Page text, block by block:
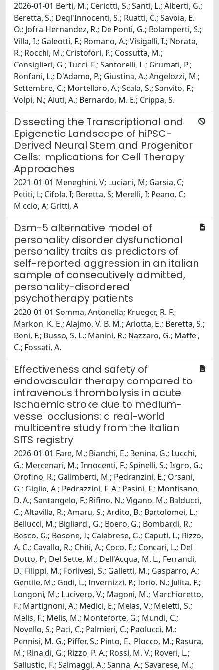
2026-01-01 Berti, M.; Ceriotti, S.; Santi, L.; Alberti, G.;
Beretta, S.; Degl'Innocenti, S.; Ruatti, C.; Savoia, E.
O.; Jofra-Hernandez, R.; De Ponti, G.; Bolamperti, S.;
Villa, I.; Galeotti, F.; Romano, A.; Visigalli, I.; Norata,
R.; Rocchi, M.; Cristofori, P.; Cossutta, M.;
Consiglieri, G.; Tucci, F.; Santorelli, L.; Grumati, P.;
Ronfani, L.; D'Adamo, P.; Giustina, A.; Angelozzi, M.;
Settembre, C.; Mortellaro, A.; Scala, S.; Sanvito, F.;
Volpi, N.; Aiuti, A.; Bernardo, M. E.; Crippa, S.
Dissecting the Transcriptional and
Epigenetic Landscape of hiPSC-
Derived Neural Stem and Progenitor
Cells: Implications for Cell Therapy
Approaches
2021-01-01 Meneghini, V; Luciani, M; Garsia, C;
Petiti, L; Cifola, I; Beretta, S; Merelli, I; Peano, C;
Miccio, A; Gritti, A
Dsm-5 alternative model of
personality disorder dysfunctional
personality traits as predictors of
self-reported aggression in an italian
sample of consecutively admitted,
personality-disordered
psychotherapy patients
2020-01-01 Somma, Antonella; Krueger, R. F.;
Markon, K. E.; Alajmo, V. B. M.; Arlotta, E.; Beretta, S.;
Boni, F.; Busso, S. L.; Manini, R.; Nazzaro, G.; Maffei,
C.; Fossati, A.
Effectiveness and safety of
endovascular therapy compared to
intravenous thrombolysis in acute
ischaemic stroke due to medium-
vessel occlusions: a real-world
multicentre study from the Italian
SITS registry
2026-01-01 Fare, M.; Bianchi, E.; Benina, G.; Lucchi,
G.; Mercenari, M.; Innocenti, F.; Spinelli, S.; Isgro, G.;
Orofino, R.; Galimberti, M.; Pedranzini, E.; Orsani,
G.; Giglio, A.; Pedrazzini, F. A.; Pasini, F.; Montisano,
D. A.; Santangelo, F.; Rifino, N.; Vigano, M.; Balducci,
C.; Altavilla, R.; Amaru, S.; Ardito, B.; Bartolomei, L.;
Bellucci, M.; Bigliardi, G.; Boero, G.; Bombardi, R.;
Bosco, G.; Bosone, I.; Calabrese, G.; Caputi, L.; Rizzo,
A. C.; Cavallo, R.; Chiti, A.; Coco, E.; Concari, L.; Del
Dotto, P.; Del Sette, M.; Dell'Acqua, M. L.; Ferrandi,
D.; Filippi, M.; Forlivesi, S.; Galletti, M.; Gasparro, A.;
Gentile, M.; Godi, L.; Invernizzi, P.; Iorio, N.; Julita, P.;
Longoni, M.; Lucivero, V.; Magoni, M.; Marchioretto,
F.; Martignoni, A.; Medici, E.; Melas, V.; Meletti, S.;
Melis, F.; Melis, M.; Monteforte, G.; Mundi, C.;
Novello, S.; Paci, C.; Palmieri, C.; Paolucci, M.;
Pennisi, M. G.; Piffer, S.; Pinto, E.; Plocco, M.; Rasura,
M.; Rinaldi, G.; Rizzo, P. A.; Rossi, M. V.; Roveri, L.;
Sallustio, F.; Salmaggi, A.; Sanna, A.; Savarese, M.;